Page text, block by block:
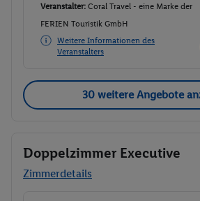
Veranstalter: Coral Travel - eine Marke der
FERIEN Touristik GmbH
Weitere Informationen des
Veranstalters
30 weitere Angebote
Doppelzimmer Executive
Zimmerdetails